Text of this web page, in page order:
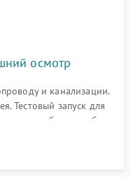
осмотр
и канализации.
Тестовый запуск для
или сбоев в работе